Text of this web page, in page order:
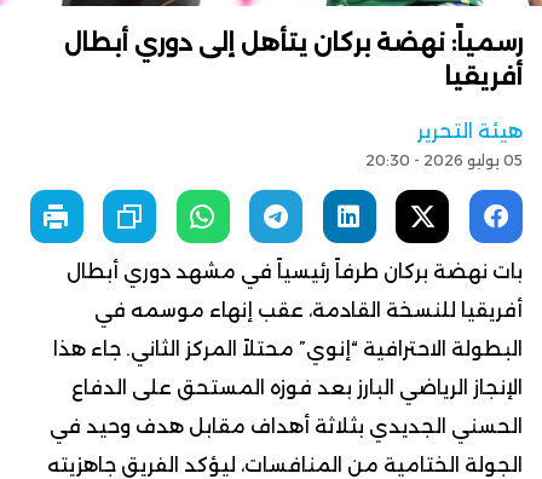
رسمياً: نهضة بركان يتأهل إلى دوري أبطال
أفريقيا
هيئة التحرير
05 يوليو 2026 - 20:30
بات نهضة بركان طرفاً رئيسياً في مشهد دوري أبطال
أفريقيا للنسخة القادمة، عقب إنهاء موسمه في
البطولة الاحترافية “إنوي” محتلاً المركز الثاني. جاء هذا
الإنجاز الرياضي البارز بعد فوزه المستحق على الدفاع
الحسني الجديدي بثلاثة أهداف مقابل هدف وحيد في
الجولة الختامية من المنافسات، ليؤكد الفريق جاهزيته